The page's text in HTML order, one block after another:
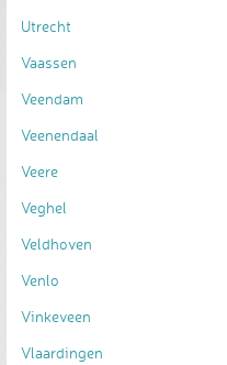
Utrecht
Vaassen
Veendam
Veenendaal
Veere
Veghel
Veldhoven
Venlo
Vinkeveen
Vlaardingen